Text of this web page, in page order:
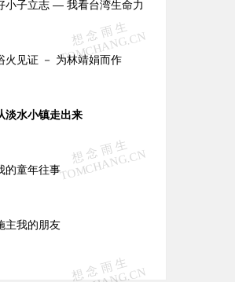
小子立志 — 我看台湾生命力
火见证 － 为林靖娟而作
淡水小镇走出来
的童年往事
主我的朋友